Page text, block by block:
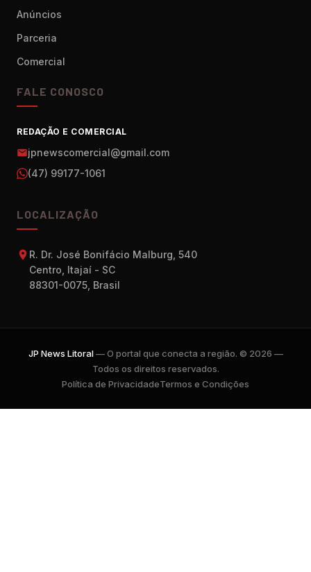
Anúncios
Parceria
Comercial
FALE CONOSCO
REDAÇÃO E COMERCIAL
jpnewscomercial@gmail.com
(47) 99177-1061
LOCALIZAÇÃO
R. Dr. José Bonifácio Malburg, 540
Centro, Itajaí - SC
88301-0075, Brasil
JP News Litoral— O portal que conecta a região. © 2026 —
Todos os direitos reservados.
Política de PrivacidadeTermos e Condições